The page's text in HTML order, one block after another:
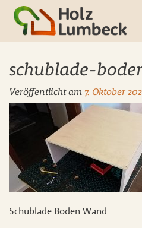
Holz im Garten
Baustoffe
Service
Über uns
schublade-
Veröffentlicht am 7. Oktober
Schublade Boden Wand